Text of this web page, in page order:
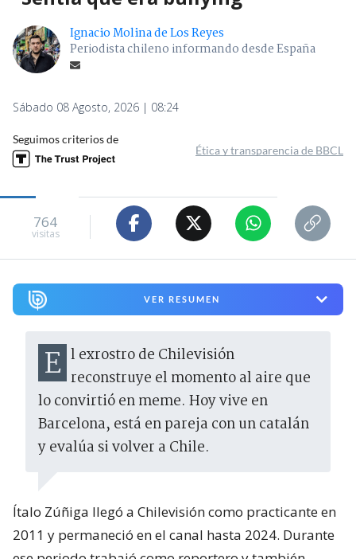
Ignacio Molina de Los Reyes
Periodista chileno informando desde España
Sábado 08 Agosto, 2026 | 08:24
Seguimos criterios de
Ética y transparencia de BBCL
764
visitas
VER RESUMEN
El exrostro de Chilevisión reconstruye el momento al aire que
lo convirtió en meme. Hoy vive en
Barcelona, está en pareja con un catalán
y evalúa si volver a Chile.
Ítalo Zúñiga llegó a Chilevisión como practicante en
2011 y permaneció en el canal hasta 2024. Durante